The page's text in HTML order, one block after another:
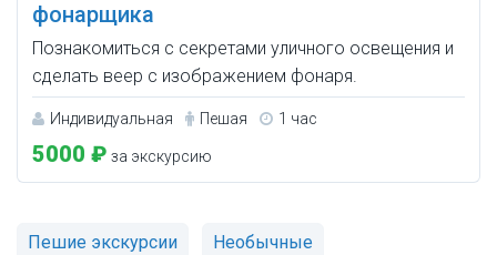
фонарщика
Познакомиться с секретами уличного освещения и
сделать веер с изображением фонаря.
Индивидуальная Пешая 1 час
5000 ₽ за экскурсию
Пешие экскурсии Необычные